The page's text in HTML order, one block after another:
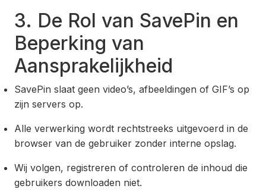
3. De Rol van SavePin en
Beperking van
Aansprakelijkheid
SavePin slaat geen video’s, afbeeldingen of GIF’s op
zijn servers op.
Alle verwerking wordt rechtstreeks uitgevoerd in de
browser van de gebruiker zonder interne opslag.
Wij volgen, registreren of controleren de inhoud die
gebruikers downloaden niet.